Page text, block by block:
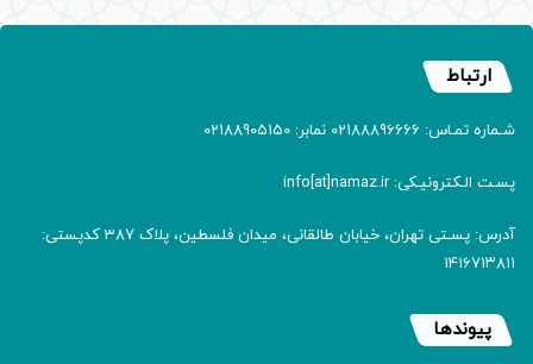
ارتباط
شـماره تمـاس: 02188896666 نمابر: 02188905150
پسـت الـکترونیـکی: info[at]namaz.ir
آدرس: پسـتی تهران، خیابان طالقانی، میدان فلسطین، پلاک 387 کدپستی:
۱۴۱۶۷۱۳۸۱۱
پیوندها